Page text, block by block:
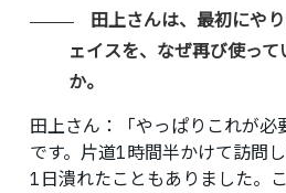
田上さんは、最初にや
ェイスを、なぜ再び使っ
か。
田上さん ：「やっぱりこれが
です。片道1時間半かけて訪問
1日潰れたこともありました。